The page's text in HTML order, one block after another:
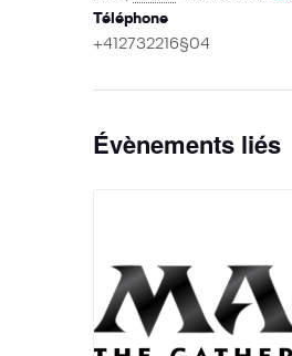
Téléphone
+412732216§04
Évènements liés